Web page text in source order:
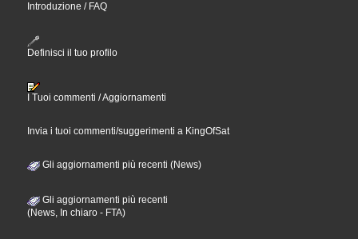
Introduzione / FAQ
Definisci il tuo profilo
I Tuoi commenti / Aggiornamenti
Invia i tuoi commenti/suggerimenti a KingOfSat
Gli aggiornamenti più recenti (News)
Gli aggiornamenti più recenti
(News, In chiaro - FTA)